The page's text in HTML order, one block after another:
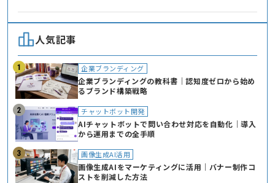
人気記事
企業ブランディング
企業ブランディングの教科書｜認知度ゼロから始め
るブランド構築戦略
チャットボット開発
AIチャットボットで問い合わせ対応を自動化｜導入
から運用までの全手順
画像生成AI活用
画像生成AIをマーケティングに活用｜バナー制作コ
ストを削減した方法